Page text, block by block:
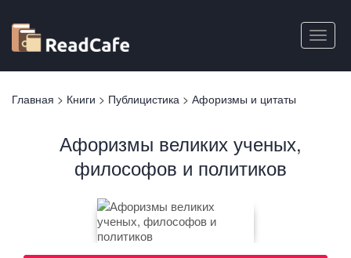
основному
содержанию
Toggle
Вы
Главная > Книги > Публицистика > Афоризмы и цитаты
Афоризмы великих ученых,
философов и политиков